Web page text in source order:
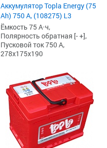
Аккумулятор Topla Energy (75
Ah) 750 А, (108275) L3
Ёмкость 75 А·ч,
Полярность обратная [- +],
Пусковой ток 750 А,
278x175x190